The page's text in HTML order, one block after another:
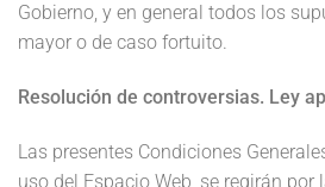
Gobierno, y en general todos los
mayor o de caso fortuito.
Resolución de controversias. Ley
Las presentes Condiciones
uso del Espacio Web, se regirán por